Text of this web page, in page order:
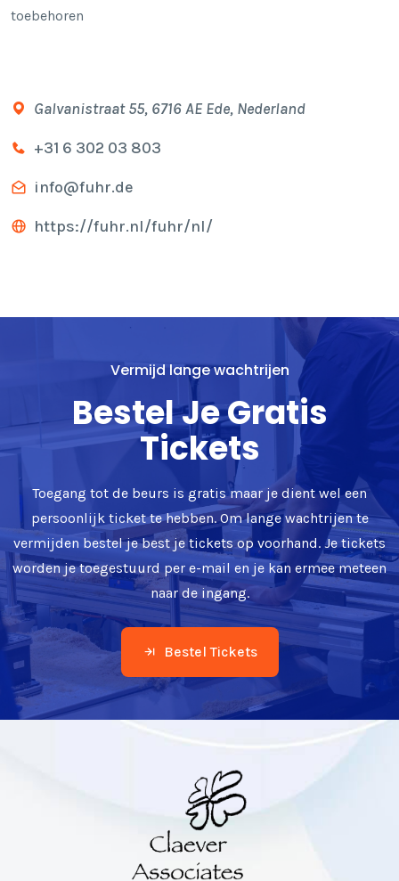
toebehoren
Galvanistraat 55, 6716 AE Ede, Nederland
+31 6 302 03 803
info@fuhr.de
https://fuhr.nl/fuhr/nl/
Vermijd lange wachtrijen
Bestel Je Gratis
Tickets
Toegang tot de beurs is gratis maar je dient wel een
persoonlijk ticket te hebben. Om lange wachtrijen te
vermijden bestel je best je tickets op voorhand. Je tickets
worden je toegestuurd per e-mail en je kan ermee meteen
naar de ingang.
Bestel Tickets